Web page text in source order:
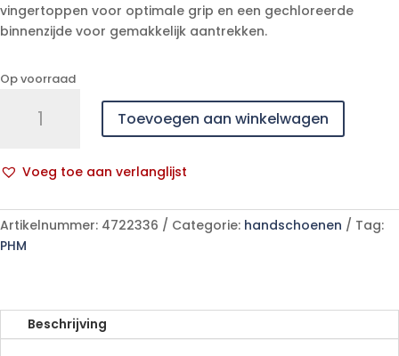
vingertoppen voor optimale grip en een gechloreerde
binnenzijde voor gemakkelijk aantrekken.
Op voorraad
L
p/s
aantal
Toevoegen aan winkelwagen
Voeg toe aan verlanglijst
l
t
e
a
t
Artikelnummer: 4722336 Categorie: handschoenen
Tag:
PHM
Beschrijving